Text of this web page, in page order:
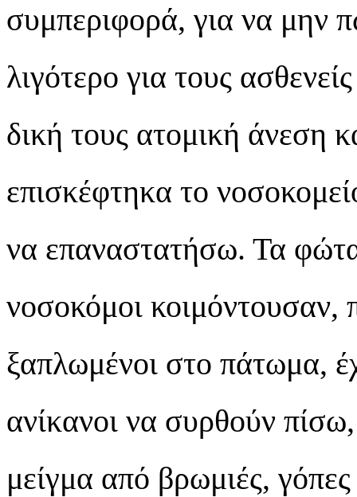
συμπεριφορά, για να μην
λιγότερο για τους
δική τους ατομική άνεση
επισκέφτηκα το
να επαναστατήσω. Τα φώτα
νοσοκόμοι κοιμόντουσαν,
ξαπλωμένοι στο πάτωμα,
ανίκανοι να συρθούν
μείγμα από βρωμιές,